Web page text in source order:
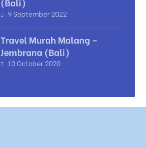
9 September 2022
Travel Murah Malang –
Jembrana (Bali)
10 October 2020